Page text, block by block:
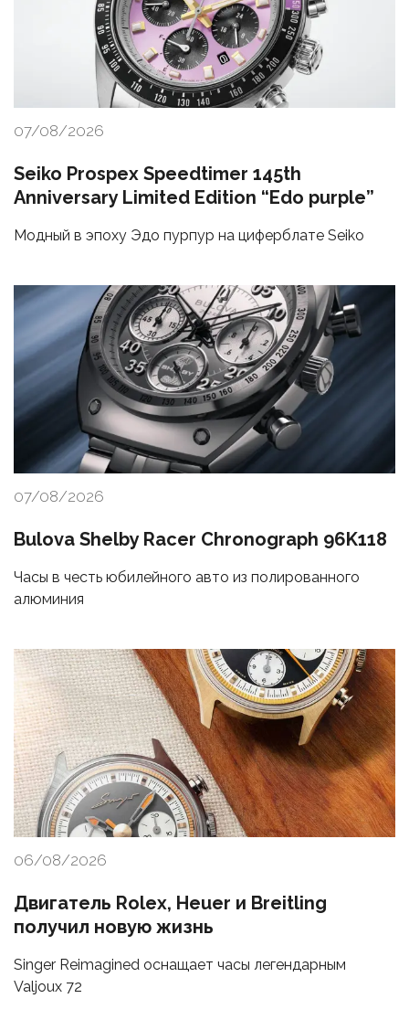
07/08/2026
Seiko Prospex Speedtimer 145th
Anniversary Limited Edition “Edo purple”
Модный в эпоху Эдо пурпур на циферблате Seiko
07/08/2026
Bulova Shelby Racer Chronograph 96K118
Часы в честь юбилейного авто из полированного
алюминия
06/08/2026
Двигатель Rolex, Heuer и Breitling
получил новую жизнь
Singer Reimagined оснащает часы легендарным
Valjoux 72